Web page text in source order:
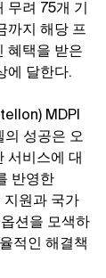
무려 75개 기
까지 해당 프
혜택을 받은
에 달한다.
MDPI
의 성공은 오
서비스에 대
반영한
지원과 국가
션을 모색하
적인 해결책